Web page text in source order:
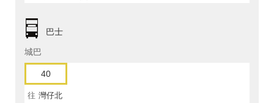
巴士
城巴
40
往 灣仔北